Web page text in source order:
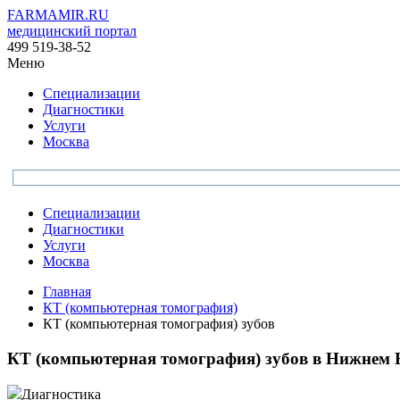
FARMAMIR.RU
медицинский портал
499 519-38-52
Меню
Специализации
Диагностики
Услуги
Москва
Специализации
Диагностики
Услуги
Москва
Главная
КТ (компьютерная томография)
КТ (компьютерная томография) зубов
КТ (компьютерная томография) зубов в Нижнем
Диагностика